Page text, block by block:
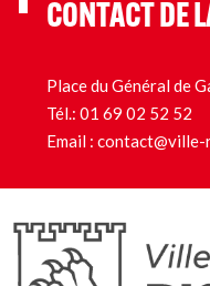
CONTACT DE
Place du Général de
Tél.: 01 69 02 52 52
Email :